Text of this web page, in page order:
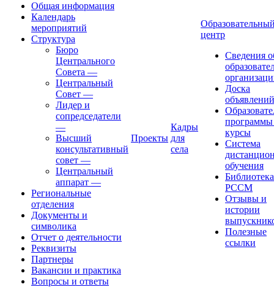
Общая информация
Календарь
мероприятий
Структура
Бюро
Центрального
Совета —
Центральный
Совет —
Лидер и
сопредседатели
—
Высший
консультативный
совет —
Центральный
аппарат —
Региональные
отделения
Документы и
символика
Отчет о деятельности
Реквизиты
Партнеры
Вакансии и практика
Вопросы и ответы
Проекты
Кадры
для
села
центр
Сведения
Доска
объявлений
курсы
Система
обучения
Библиотека
РССМ
Отзывы и
истории
Полезные
ссылки